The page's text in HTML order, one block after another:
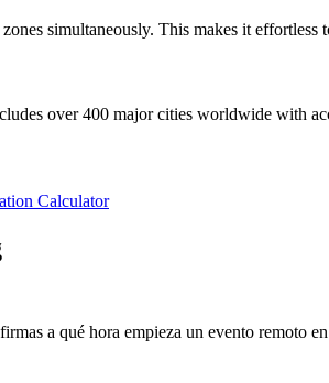
simultaneously. This makes it
over 400 major cities worldwide with
Calculator
a qué hora empieza un evento remoto